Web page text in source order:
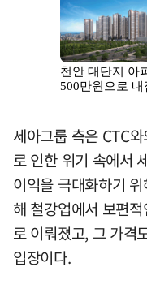
세아그룹 측은 CTC
로 인한 위기 속에서
이익을 극대화하기
해 철강업에서 보편
로 이뤄졌고, 그 가격
입장이다.